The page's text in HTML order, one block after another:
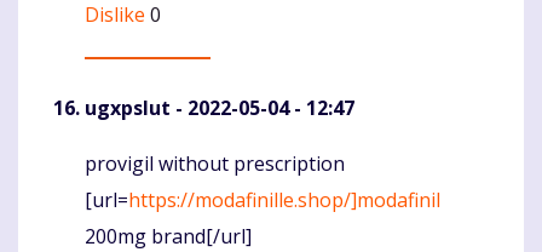
Dislike 0
ugxpslut - 2022-05-04 - 12:47
Komentaras
provigil without prescription
[url=https://modafinille.shop/]modafinil
200mg brand[/url]